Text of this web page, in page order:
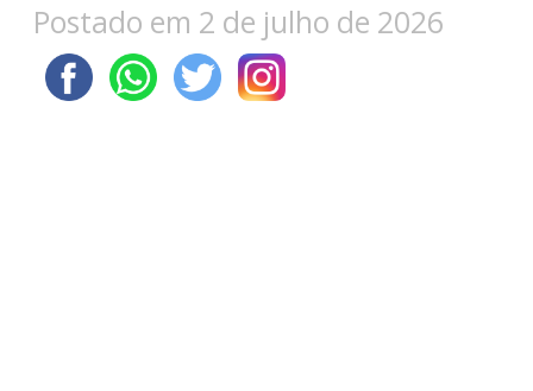
Postado em 2 de julho de 2026